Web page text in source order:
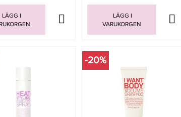
LÄGG I
LÄGG I
VARUKORGEN
-20%